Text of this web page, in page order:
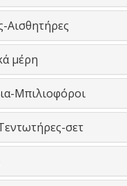
Αισθητήρες
μέρη
Μπιλιοφόροι
σετ